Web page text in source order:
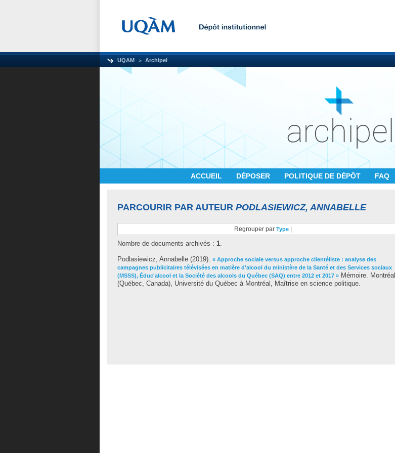
UQAM Archipel
ACCUEIL DÉPOSER POLITIQUE DE DÉPÔT FAQ
PARCOURIR PAR AUTEUR PODLASIEWICZ, ANNABELLE
Regrouper par Type
Nombre de documents archivés : 1.
Podlasiewicz, Annabelle (2019). « Approche sociale versus approche clientéliste : analyse des
campagnes publicitaires télévisées en matière d'alcool du ministère de la Santé et des Services sociaux
(MSSS), Éduc'alcool et la Société des alcools du Québec (SAQ) entre 2012 et 2017 » Mémoire. Montréal
(Québec, Canada), Université du Québec à Montréal, Maîtrise en science politique.